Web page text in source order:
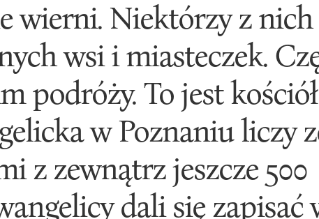
wierni. Niektórzy z nich
wsi i miasteczek.
podróży. To jest
w Poznaniu liczy
z zewnątrz jeszcze 500
dali się zapisać